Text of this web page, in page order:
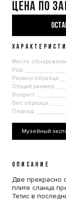
Цена по
Место
Род:
Размер образца:
Общий размер:
Возраст:
Вес образца:
Период:
Музейный
ОПИСАНИЕ
Две прекрасно
плите сланца
Тетис в